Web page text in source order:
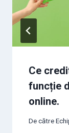
Ce
funcție
online.
De către